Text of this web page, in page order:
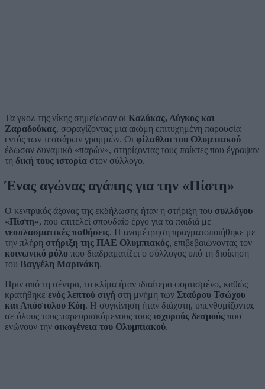
Τα γκολ της νίκης σημείωσαν οι Καλύκας, Λύγκος και
Ζαραδούκας, σφραγίζοντας μια ακόμη επιτυχημένη παρουσία
εντός των τεσσάρων γραμμών. Οι φίλαθλοι του Ολυμπιακού
έδωσαν δυναμικό «παρών», στηρίζοντας τους παίκτες που έγραψαν
τη δική τους ιστορία στον σύλλογο.
Ένας αγώνας αγάπης για την «Πίστη»
Ο κεντρικός άξονας της εκδήλωσης ήταν η στήριξη του συλλόγου
«Πίστη», που επιτελεί σπουδαίο έργο για τα παιδιά με
νεοπλασματικές παθήσεις. Η αναμέτρηση πραγματοποιήθηκε με
την πλήρη στήριξη της ΠΑΕ Ολυμπιακός, επιβεβαιώνοντας τον
κοινωνικό ρόλο που διαδραματίζει ο σύλλογος υπό τη διοίκηση
του Βαγγέλη Μαρινάκη.
Πριν από τη σέντρα, το κλίμα ήταν ιδιαίτερα φορτισμένο, καθώς
κρατήθηκε ενός λεπτού σιγή στη μνήμη των Σταύρου Τσώχου
και Απόστολου Κόη. Η συγκίνηση ήταν διάχυτη, υπενθυμίζοντας
σε όλους τους παρευρισκόμενους τους ισχυρούς δεσμούς που
ενώνουν την οικογένεια του Ολυμπιακού.